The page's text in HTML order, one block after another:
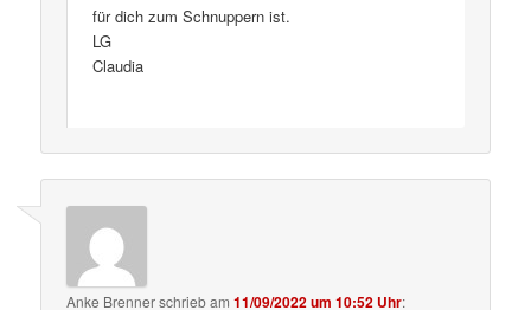
für dich zum Schnuppern ist.
LG
Claudia
Anke Brennerschriebam11/09/2022 um 10:52 Uhr: